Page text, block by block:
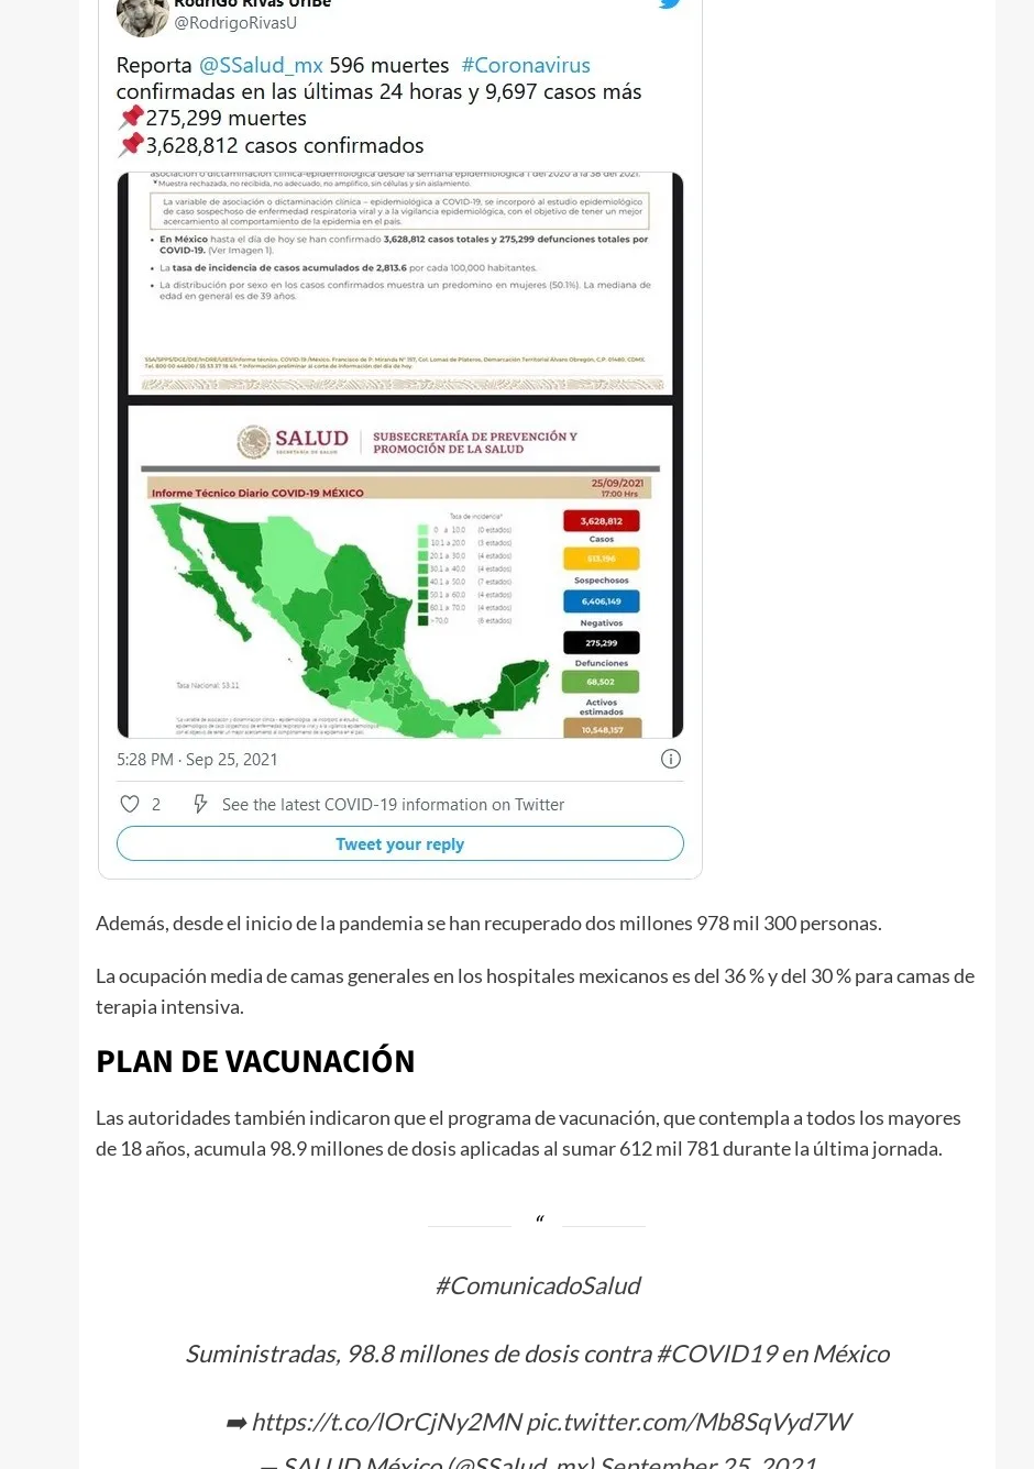
Además, desde el inicio de la pandemia se han recuperado dos millones 978 mil 300 personas.
La ocupación media de camas generales en los hospitales mexicanos es del 36 % y del 30 % para camas de
terapia intensiva.
PLAN DE VACUNACIÓN
Las autoridades también indicaron que el programa de vacunación, que contempla a todos los mayores
de 18 años, acumula 98.9 millones de dosis aplicadas al sumar 612 mil 781 durante la última jornada.
#ComunicadoSalud
Suministradas, 98.8 millones de dosis contra#COVID19en México
➡️https://t.co/lOrCjNy2MN pic.twitter.com/Mb8SqVyd7W